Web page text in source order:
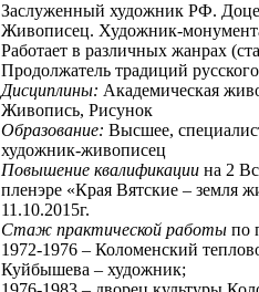
Заслуженный художник РФ.
Живописец. Художник-
Работает в различных жанрах
Продолжатель традиций
Дисциплины: Академическая
Живопись, Рисунок
Образование: Высшее,
художник-живописец
Повышение квалификации на 2
пленэре «Края Вятские – земля
11.10.2015г.
Стаж практической работы по
1972-1976 – Коломенский
Куйбышева – художник;